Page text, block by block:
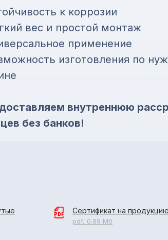
к коррозии
вес и простой монтаж
применение
изготовления по
внутреннюю
без банков!
Сертификат на продукцию
pdf, 0.89 Мб